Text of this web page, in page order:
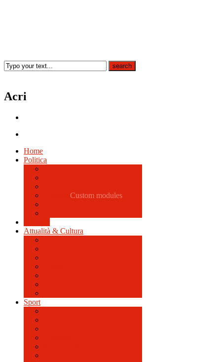
Acri
Home
Politica
Custom modules
Attualità & Cultura
Sport